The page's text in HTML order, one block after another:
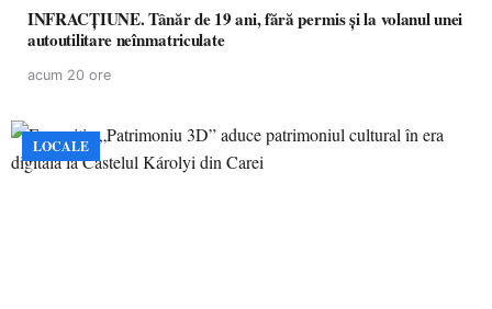
INFRACȚIUNE. Tânăr de 19 ani, fără permis și la volanul unei
autoutilitare neînmatriculate
acum 20 ore
LOCALE